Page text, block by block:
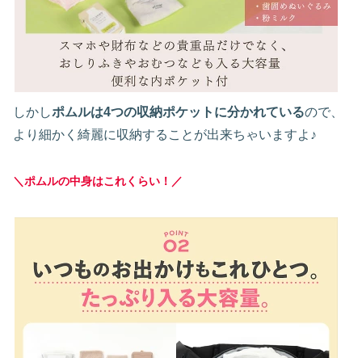
しかしポムルは4つの収納ポケットに分かれているので、
より細かく綺麗に収納することが出来ちゃいますよ♪
＼ポムルの中身はこれくらい！／